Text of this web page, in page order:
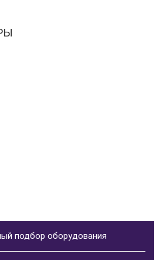
подбор оборудования